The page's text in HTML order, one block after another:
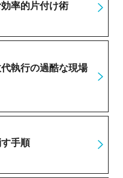
率的片付け術
執行の過酷な現場
手順